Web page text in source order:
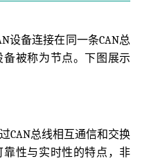
设备连接在同一条CAN总
备被称为节点。下图展示
CAN总线相互通信和交换
靠性与实时性的特点，非